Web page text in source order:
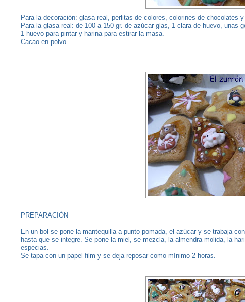
Para la decoración: glasa real, perlitas de colores, colorines de chocolates
Para la glasa real: de 100 a 150 gr. de azúcar glas, 1 clara de huevo, unas
1 huevo para pintar y harina para estirar la masa.
Cacao en polvo.
PREPARACIÓN
En un bol se pone la mantequilla a punto pomada, el azúcar y se trabaja
hasta que se integre. Se pone la miel, se mezcla, la almendra molida, la
especias.
Se tapa con un papel film y se deja reposar como mínimo 2 horas.